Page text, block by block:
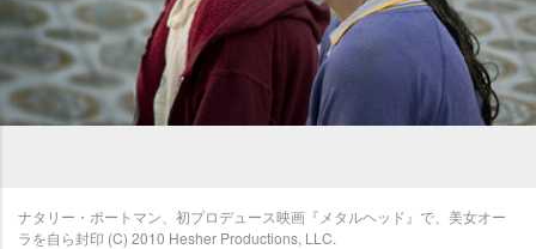
ナタリー・ポートマン、初プロデュース映画『メタルヘッド』で、美女オー
ラを自ら封印 (C) 2010 Hesher Productions, LLC.